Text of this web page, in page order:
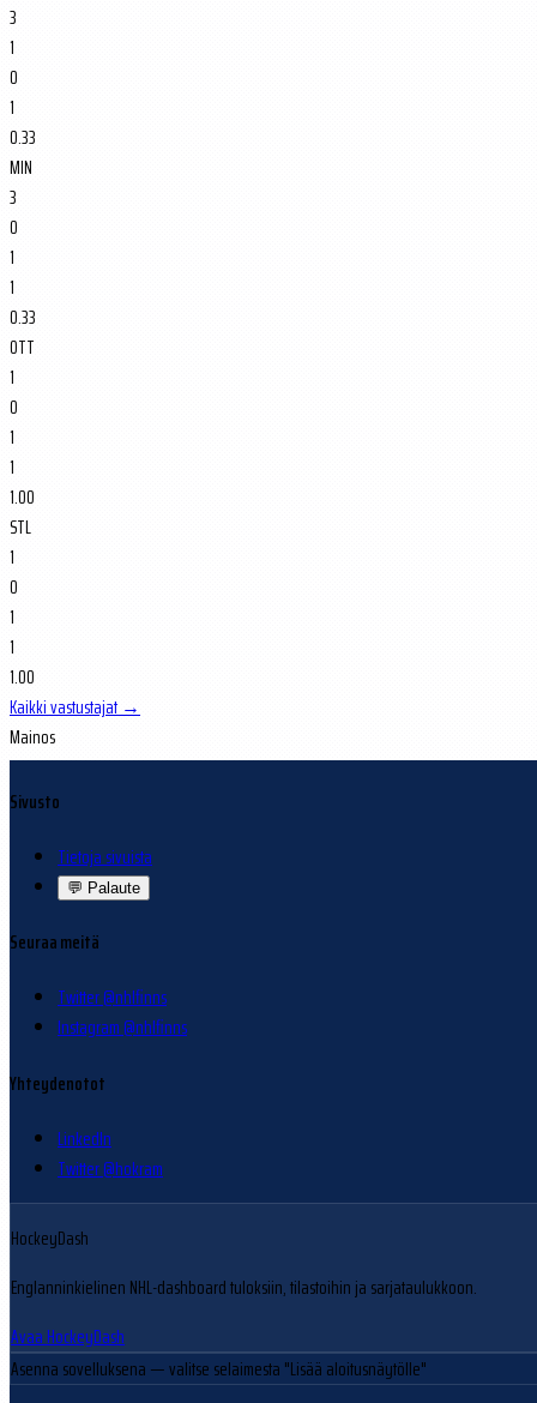
3
1
0
1
0.33
MIN
3
0
1
1
0.33
OTT
1
0
1
1
1.00
STL
1
0
1
1
1.00
Kaikki vastustajat →
Mainos
Sivusto
Tietoja sivuista
💬 Palaute
Seuraa meitä
Twitter @nhlfinns
Instagram @nhlfinns
Yhteydenotot
LinkedIn
Twitter @hokram
HockeyDash
Englanninkielinen NHL-dashboard tuloksiin, tilastoihin ja sarjataulukkoon.
Avaa HockeyDash
Asenna sovelluksena — valitse selaimesta "Lisää aloitusnäytölle"